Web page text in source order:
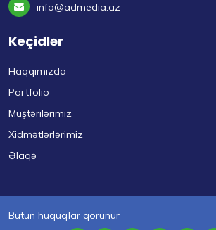
info@admedia.az
Keçidlər
Haqqımızda
Portfolio
Müştərilərimiz
Xidmətlərlərimiz
Əlaqə
Bütün hüquqlar qorunur